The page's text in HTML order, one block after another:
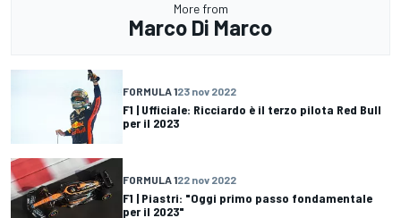
More from
Marco Di Marco
FORMULA 123 nov 2022
F1 | Ufficiale: Ricciardo è il terzo pilota Red Bull
per il 2023
FORMULA 122 nov 2022
F1 | Piastri: "Oggi primo passo fondamentale
per il 2023"